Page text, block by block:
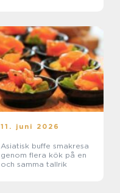
11. juni 2026
Asiatisk buffe smakresa
genom flera kök på en
och samma tallrik